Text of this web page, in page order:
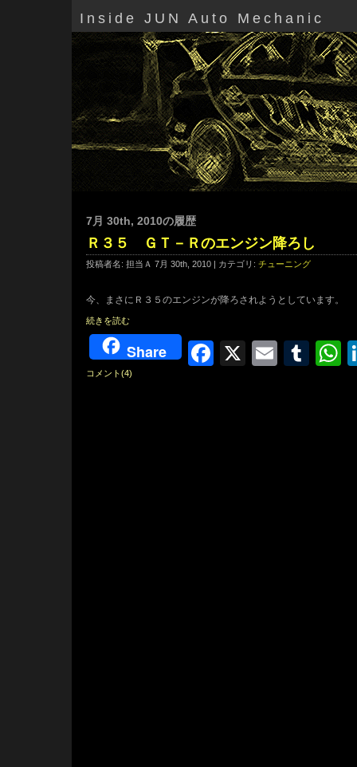
Inside JUN Auto Mechanic
7月 30th, 2010の履歴
Ｒ３５ ＧＴ－Ｒのエンジン降ろし
投稿者名: 担当Ａ 7月 30th, 2010 | カテゴリ: チューニング
今、まさにＲ３５のエンジンが降ろされようとしています。
続きを読む
Share Facebook
X Email
コメント(4)